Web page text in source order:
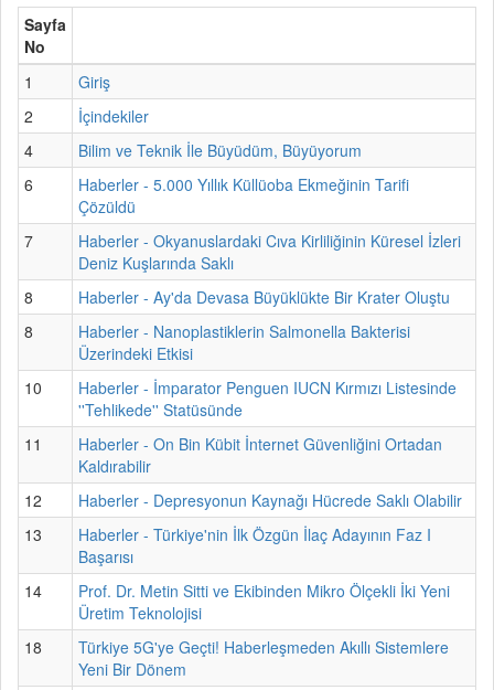
Sayfa
No
1
Giriş
2
İçindekiler
4
Bilim ve Teknik İle Büyüdüm, Büyüyorum
6
Haberler - 5.000 Yıllık Küllüoba Ekmeğinin Tarifi
Çözüldü
7
Haberler - Okyanuslardaki Cıva Kirliliğinin Küresel İzleri
Deniz Kuşlarında Saklı
8
Haberler - Ay'da Devasa Büyüklükte Bir Krater Oluştu
8
Haberler - Nanoplastiklerin Salmonella Bakterisi
Üzerindeki Etkisi
10
Haberler - İmparator Penguen IUCN Kırmızı Listesinde
''Tehlikede'' Statüsünde
11
Haberler - On Bin Kübit İnternet Güvenliğini Ortadan
Kaldırabilir
12
Haberler - Depresyonun Kaynağı Hücrede Saklı Olabilir
13
Haberler - Türkiye'nin İlk Özgün İlaç Adayının Faz I
Başarısı
14
Prof. Dr. Metin Sitti ve Ekibinden Mikro Ölçekli İki Yeni
Üretim Teknolojisi
18
Türkiye 5G'ye Geçti! Haberleşmeden Akıllı Sistemlere
Yeni Bir Dönem